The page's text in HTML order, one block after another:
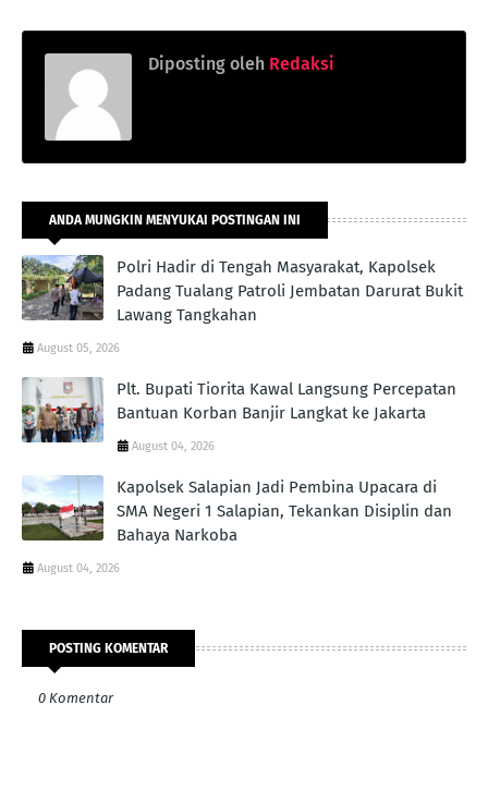
Diposting oleh Redaksi
ANDA MUNGKIN MENYUKAI POSTINGAN INI
Polri Hadir di Tengah Masyarakat, Kapolsek
Padang Tualang Patroli Jembatan Darurat Bukit
Lawang Tangkahan
August 05, 2026
Plt. Bupati Tiorita Kawal Langsung Percepatan
Bantuan Korban Banjir Langkat ke Jakarta
August 04, 2026
Kapolsek Salapian Jadi Pembina Upacara di
SMA Negeri 1 Salapian, Tekankan Disiplin dan
Bahaya Narkoba
August 04, 2026
POSTING KOMENTAR
0 Komentar